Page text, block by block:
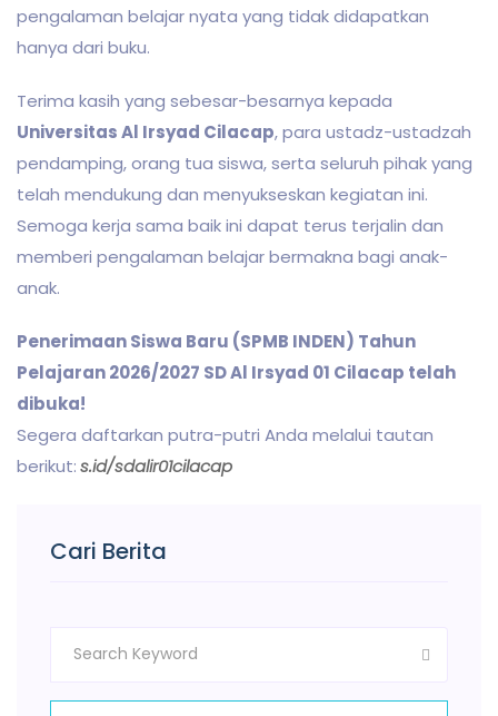
pengalaman belajar nyata yang tidak didapatkan
hanya dari buku.
Terima kasih yang sebesar-besarnya kepada
Universitas Al Irsyad Cilacap, para ustadz-ustadzah
pendamping, orang tua siswa, serta seluruh pihak yang
telah mendukung dan menyukseskan kegiatan ini.
Semoga kerja sama baik ini dapat terus terjalin dan
memberi pengalaman belajar bermakna bagi anak-
anak.
Penerimaan Siswa Baru (SPMB INDEN) Tahun
Pelajaran 2026/2027 SD Al Irsyad 01 Cilacap telah
dibuka!
Segera daftarkan putra-putri Anda melalui tautan
berikut:s.id/sdalir01cilacap
Cari Berita